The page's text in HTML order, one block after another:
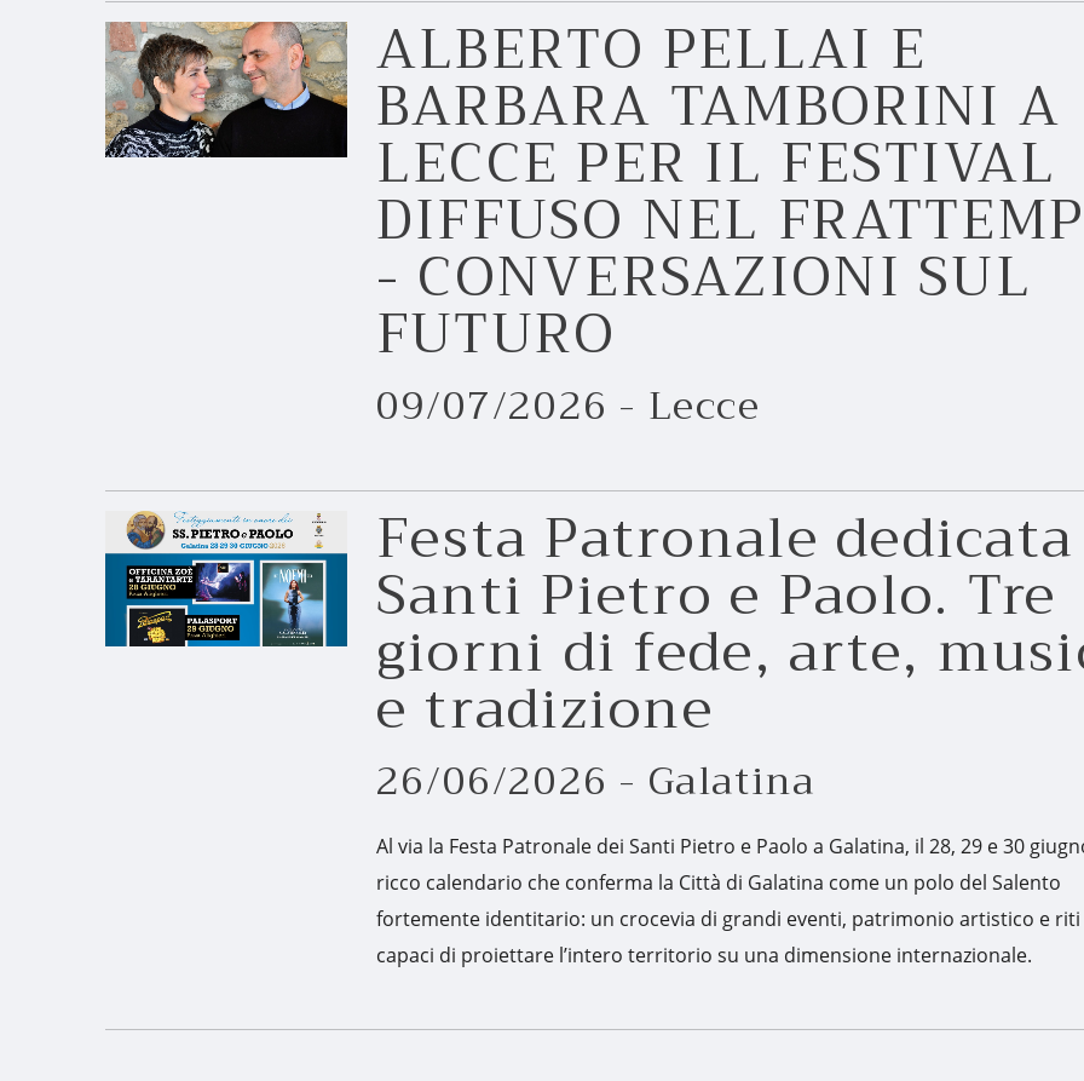
ALBERTO PELLAI E
BARBARA TAMBORINI A
LECCE PER IL FESTIVAL
DIFFUSO NEL
- CONVERSAZIONI SUL
FUTURO
09/07/2026 - Lecce
Festa Patronale
Santi Pietro e Paolo. Tre
giorni di fede, arte,
e tradizione
26/06/2026 - Galatina
Al via la Festa Patronale dei Santi Pietro e Paolo a Galatina, il 28, 29 e 30
ricco calendario che conferma la Città di Galatina come un polo del Salento
fortemente identitario: un crocevia di grandi eventi, patrimonio artistico e
capaci di proiettare l’intero territorio su una dimensione internazionale.